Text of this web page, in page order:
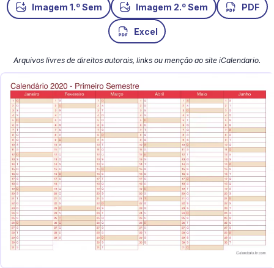
Imagem 1.o Sem Imagem 2.o Sem PDF
Excel
Arquivos livres de direitos autorais, links ou menção ao site iCalendario.